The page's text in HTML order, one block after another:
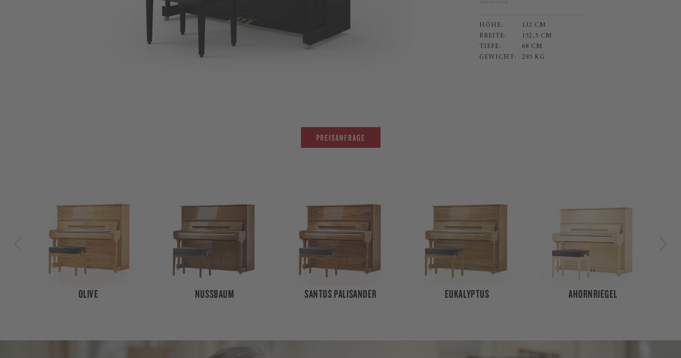
abweichen.
HÖHE:
132 CM
BREITE:
152,5 CM
TIEFE:
68 CM
GEWICHT:
295 KG
PREISANFRAGE
NUSSBAUM SANTOS PALISANDER EUKALYPTUS AHORNRIEGEL MAKASSAR